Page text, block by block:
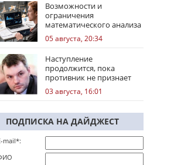
Возможности и
ограничения
математического анализа
избирательных кампаний
05 августа, 20:34
Наступление
продолжится, пока
противник не признает
стратегическое
поражение
03 августа, 16:01
ПОДПИСКА НА ДАЙДЖЕСТ
mail*: